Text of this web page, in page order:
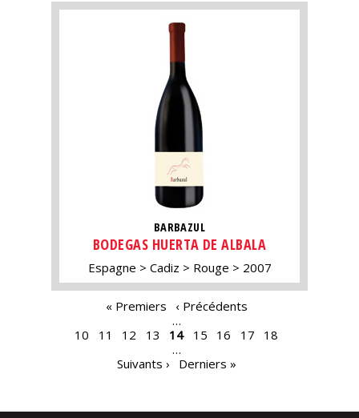
BARBAZUL
BODEGAS HUERTA DE ALBALA
Espagne Cadiz Rouge 2007
« Premiers
‹ Précédents
…
10
11 12 13 14 15 16 17
18
…
Suivants ›
Derniers »